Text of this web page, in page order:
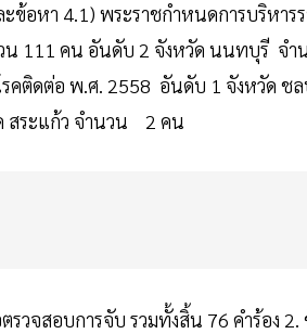
ข้อหา 4.1) พระราชกำหนดการบริหาร
111 คน อันดับ 2 จังหวัด นนทบุรี จ
ติดต่อ พ.ศ. 2558 อันดับ 1 จังหวัด
สระแก้ว จำนวน 2 คน
วจสอบการจับ รวมทั้งสิ้น 76 คำร้อง